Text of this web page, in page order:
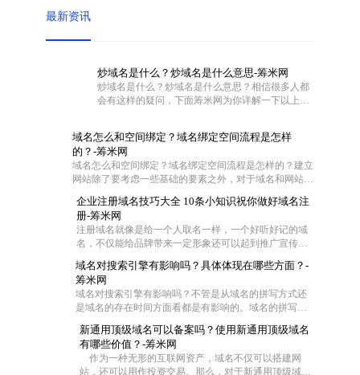
最新资讯
炒域名是什么？炒域名是什么意思-筹米网
炒域名是什么？炒域名是什么意思？相信很多人都
会有这样的疑问，下面筹米网为你详解一下以上问
域名怎么和空间绑定？域名绑定空间流程是怎样
的？-筹米网
域名怎么和空间绑定？域名绑定空间流程是怎样的？建立
网站除了要考虑一些基础的要素之外，对于域名和网站空
么联系在一起呢?一般都是通过域名解析把域名指向空间
IP，让用户可以通过域名访问网站空间。那么网站域名如
何绑定空间？下面筹米网小编就带大家去看看域名怎么和
空间绑定和域名绑定空间流程是怎样的。
企业注册域名技巧大全 10条小知识祝你做好域名注
册-筹米网
注册域名就像是给一个人取名一样，一个好听好记的域
名，不仅能给品牌带来一定形象还可以起到推广宣传的
大，那么作为一家企业怎么去注册域名成了企业的难
题，今天筹米就给大家一些小妙招！帮你选择适合的好
域名：
域名对搜索引擎有影响吗？具体体现在哪些方面？-
筹米网
域名对搜索引擎有影响吗？不管是从域名的拼写方式还
是域名的存在时间方面看都是有影响的。域名的拼写是
且一般来说域名时间越长对优化越有帮助，但是在用老
域名时，要注意域名是否被K这样是对SEO不利。当然还
有其他一些影响
新通用顶级域名可以备案吗？使用新通用顶级域名
有哪些价值？-筹米网
作为一种无形的互联网资产，域名不仅可以搭建网
站，还可以用作投资交易。那么，对于新通用顶级域